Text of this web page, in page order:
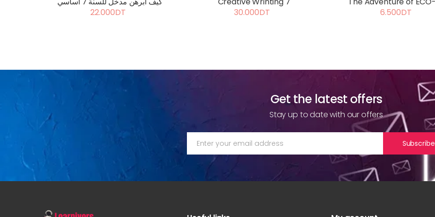
22.000DT
30.000DT
6.500DT
Get the latest offers
Stay up to date with our offers
Subscribe